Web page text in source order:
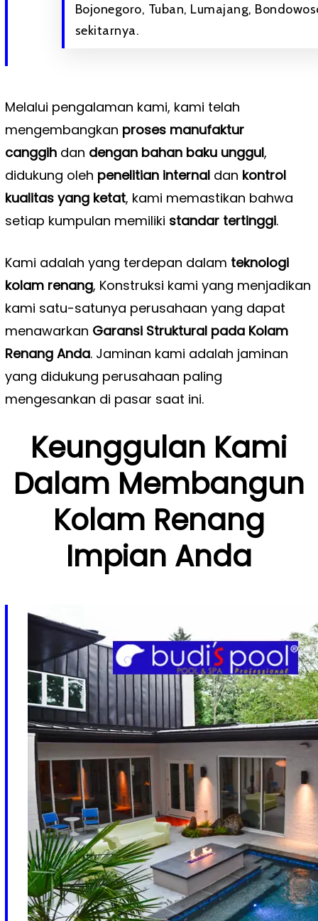
Bojonegoro, Tuban, Lumajang,
sekitarnya.
Melalui pengalaman kami, kami telah
mengembangkan proses manufaktur
canggihdan dengan bahan baku unggul,
didukung oleh penelitian internaldan kontrol
kualitas yang ketat, kami memastikan bahwa
setiap kumpulan memiliki standar tertinggi.
Kami adalah yang terdepan dalam teknologi
kolam renang, Konstruksi kami yang menjadikan
kami satu-satunya perusahaan yang dapat
menawarkan Garansi Struktural pada Kolam
Renang Anda. Jaminan kami adalah jaminan
yang didukung perusahaan paling
mengesankan di pasar saat ini.
Keunggulan Kami
Dalam Membangun
Kolam Renang
Impian Anda